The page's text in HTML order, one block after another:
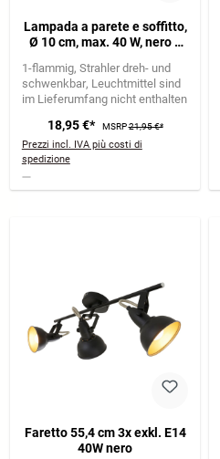
Lampada a parete e soffitto,
Ø 10 cm, max. 40 W, nero e
1-flammig Strahler dreh- und
schwenkbar Leuchtmittel sind
im Lieferumfang nicht enthalten
18,95 €* MSRP21,95 €*
Prezzi incl. IVA più costi di
spedizione
Faretto 55,4 cm 3x exkl. E14
40W nero